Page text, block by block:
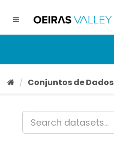
conteúdo
Toggle
Conjuntos de Dados